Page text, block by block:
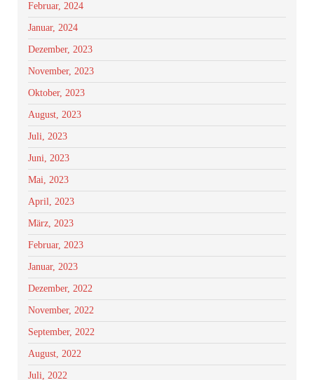
Februar, 2024
Januar, 2024
Dezember, 2023
November, 2023
Oktober, 2023
August, 2023
Juli, 2023
Juni, 2023
Mai, 2023
April, 2023
März, 2023
Februar, 2023
Januar, 2023
Dezember, 2022
November, 2022
September, 2022
August, 2022
Juli, 2022